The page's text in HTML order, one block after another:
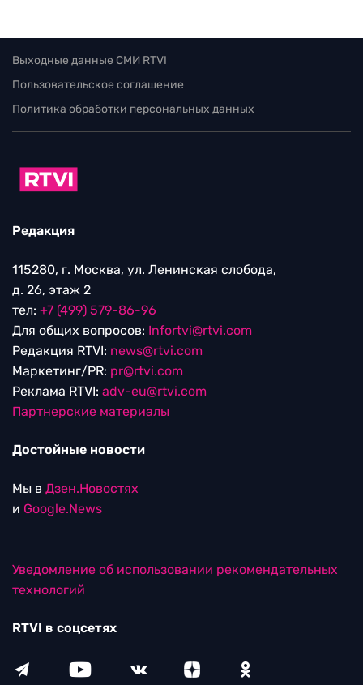
Выходные данные СМИ RTVI
Пользовательское соглашение
Политика обработки персональных данных
Редакция
115280, г. Москва, ул. Ленинская слобода,
д. 26, этаж 2
тел: +7 (499) 579-86-96
Для общих вопросов: Infortvi@rtvi.com
Редакция RTVI: news@rtvi.com
Маркетинг/PR: pr@rtvi.com
Реклама RTVI: adv-eu@rtvi.com
Партнерские материалы
Достойные новости
Мы в Дзен.Новостях
и Google.News
Уведомление об использовании рекомендательных
технологий
RTVI в соцсетях